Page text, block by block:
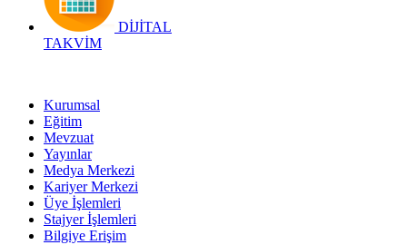
DİJİTAL
TAKVİM
Kurumsal
Eğitim
Mevzuat
Yayınlar
Medya Merkezi
Kariyer Merkezi
Üye İşlemleri
Stajyer İşlemleri
Bilgiye Erişim